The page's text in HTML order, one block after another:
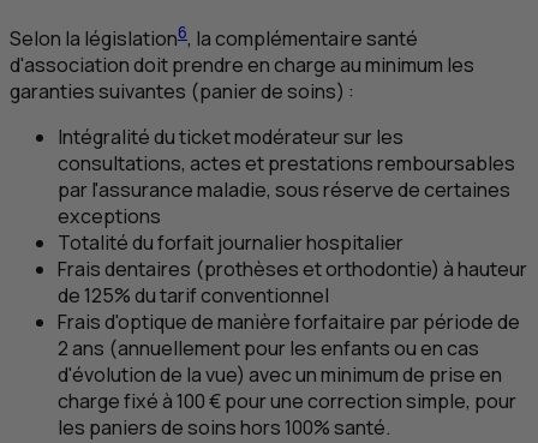
Selon la législation6, la complémentaire santé
d'association doit prendre en charge au minimum les
garanties suivantes (panier de soins) :
Intégralité du ticket modérateur sur les
consultations, actes et prestations remboursables
par l'assurance maladie, sous réserve de certaines
exceptions
Totalité du forfait journalier hospitalier
Frais dentaires (prothèses et orthodontie) à hauteur
de 125% du tarif conventionnel
Frais d'optique de manière forfaitaire par période de
2 ans (annuellement pour les enfants ou en cas
d'évolution de la vue) avec un minimum de prise en
charge fixé à 100 € pour une correction simple, pour
les paniers de soins hors 100% santé.